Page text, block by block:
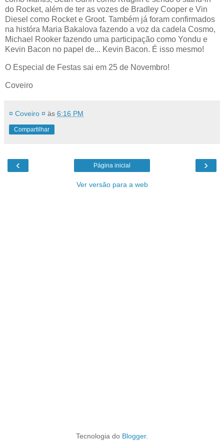
do Rocket, além de ter as vozes de Bradley Cooper e Vin
Diesel como Rocket e Groot. Também já foram confirmados
na históra Maria Bakalova fazendo a voz da cadela Cosmo,
Michael Rooker fazendo uma participação como Yondu e
Kevin Bacon no papel de... Kevin Bacon. É isso mesmo!
O Especial de Festas sai em 25 de Novembro!
Coveiro
¤ Coveiro ¤ às 6:16 PM
Compartilhar
‹ ›
Página inicial
Ver versão para a web
Tecnologia do Blogger.